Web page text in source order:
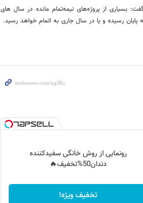
بسیاری از پروژه‌های نیمه‌تمام مانده در سال های
پایان رسیده و یا در سال جاری به اتمام خواهد رسید.
رونمایی از روش خانگی سفیدکننده
دندان50%تخفیف🔥
تخفیف ویژه!
روزنامه‌های صبح چهارشنبه ۱۴ مرداد ۱۴۰۵